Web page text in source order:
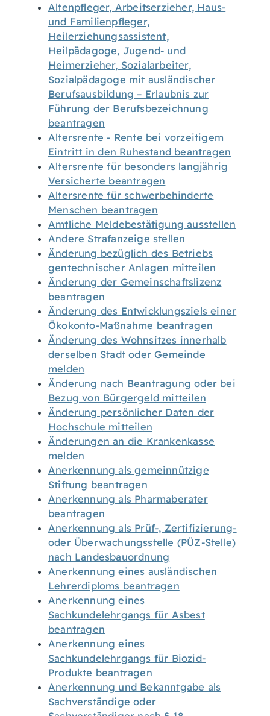
Altenpfleger, Arbeitserzieher, Haus-
und Familienpfleger,
Heilerziehungsassistent,
Heilpädagoge, Jugend- und
Heimerzieher, Sozialarbeiter,
Sozialpädagoge mit ausländischer
Berufsausbildung – Erlaubnis zur
Führung der Berufsbezeichnung
beantragen
Altersrente - Rente bei vorzeitigem
Eintritt in den Ruhestand beantragen
Altersrente für besonders langjährig
Versicherte beantragen
Altersrente für schwerbehinderte
Menschen beantragen
Amtliche Meldebestätigung ausstellen
Andere Strafanzeige stellen
Änderung bezüglich des Betriebs
gentechnischer Anlagen mitteilen
Änderung der Gemeinschaftslizenz
beantragen
Änderung des Entwicklungsziels einer
Ökokonto-Maßnahme beantragen
Änderung des Wohnsitzes innerhalb
derselben Stadt oder Gemeinde
melden
Änderung nach Beantragung oder bei
Bezug von Bürgergeld mitteilen
Änderung persönlicher Daten der
Hochschule mitteilen
Änderungen an die Krankenkasse
melden
Anerkennung als gemeinnützige
Stiftung beantragen
Anerkennung als Pharmaberater
beantragen
Anerkennung als Prüf-, Zertifizierung-
oder Überwachungsstelle (PÜZ-Stelle)
nach Landesbauordnung
Anerkennung eines ausländischen
Lehrerdiploms beantragen
Anerkennung eines
Sachkundelehrgangs für Asbest
beantragen
Anerkennung eines
Sachkundelehrgangs für Biozid-
Produkte beantragen
Anerkennung und Bekanntgabe als
Sachverständige oder